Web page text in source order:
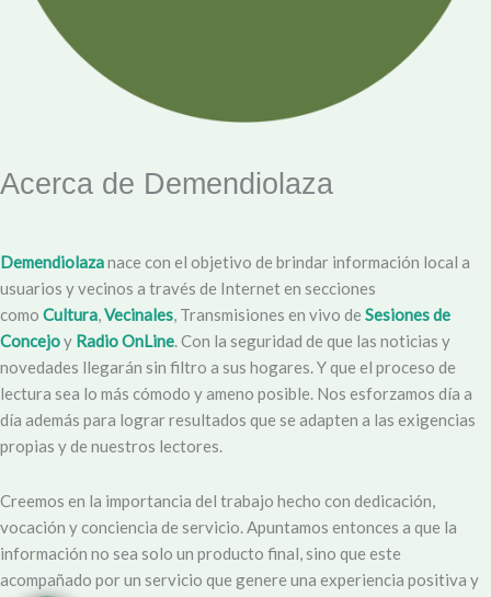
Acerca de Demendiolaza
Demendiolazanace con el objetivo de brindar información local a
usuarios y vecinos a través de Internet en secciones
como Cultura,Vecinales, Transmisiones en vivo de Sesiones de
Concejoy Radio OnLine. Con la seguridad de que las noticias y
novedades llegarán sin filtro a sus hogares. Y que el proceso de
lectura sea lo más cómodo y ameno posible. Nos esforzamos día a
día además para lograr resultados que se adapten a las exigencias
propias y de nuestros lectores.
Creemos en la importancia del trabajo hecho con dedicación,
vocación y conciencia de servicio. Apuntamos entonces a que la
información no sea solo un producto final, sino que este
acompañado por un servicio que genere una experiencia positiva y